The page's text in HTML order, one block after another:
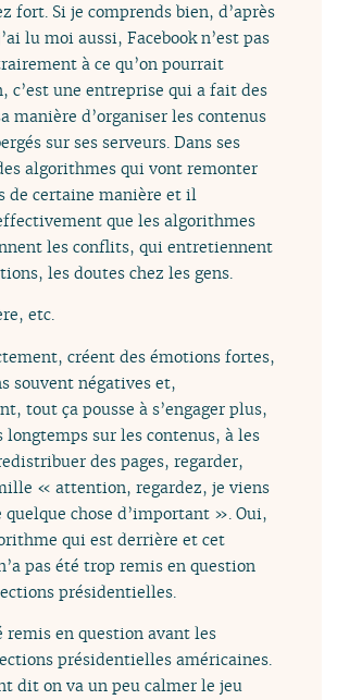
fort. Si je comprends bien, d’après
lu moi aussi, Facebook n’est pas
à ce qu’on pourrait
c’est une entreprise qui a fait des
manière d’organiser les contenus
sur ses serveurs. Dans ses
algorithmes qui vont remonter
de certaine manière et il
que les algorithmes
les conflits, qui entretiennent
les doutes chez les gens.
etc.
créent des émotions fortes,
souvent négatives et,
tout ça pousse à s’engager plus,
longtemps sur les contenus, à les
des pages, regarder,
« attention, regardez, je viens
quelque chose d’important ». Oui,
qui est derrière et cet
pas été trop remis en question
présidentielles.
remis en question avant les
présidentielles américaines.
dit on va un peu calmer le jeu